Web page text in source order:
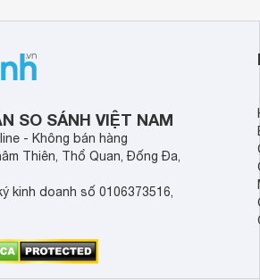
SO SÁNH VIỆT NAM
- Không bán hàng
Thiên, Thổ Quan, Đống Đa,
kinh doanh số 0106373516,